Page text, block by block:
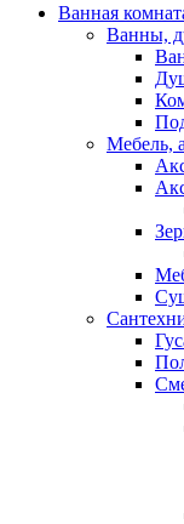
Ванная
Ванны,
Мебель,